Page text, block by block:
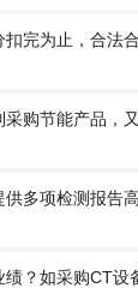
完为止，合法
购节能产品，
多项检测报告
？如采购CT设